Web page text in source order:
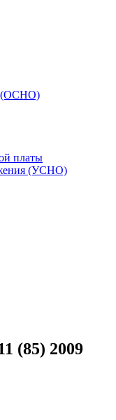
(ОСНО)
платы
(УСНО)
(85) 2009